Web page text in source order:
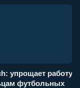
упрощает работу
футбольных